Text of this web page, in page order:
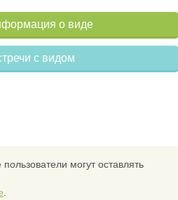
о виде
с видом
могут оставлять